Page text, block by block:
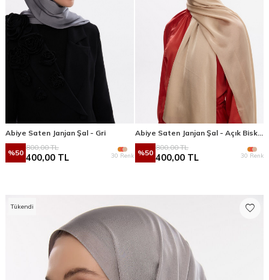
Abiye Saten Janjan Şal - Gri
%50
800,00TL
400,00 TL 30 Renk %50
800,00TL
400,00 TL 30 Renk
Tükendi